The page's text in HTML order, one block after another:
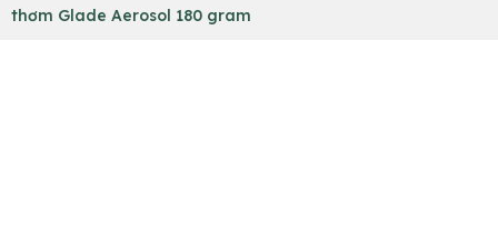
thơm Glade Aerosol 180 gram